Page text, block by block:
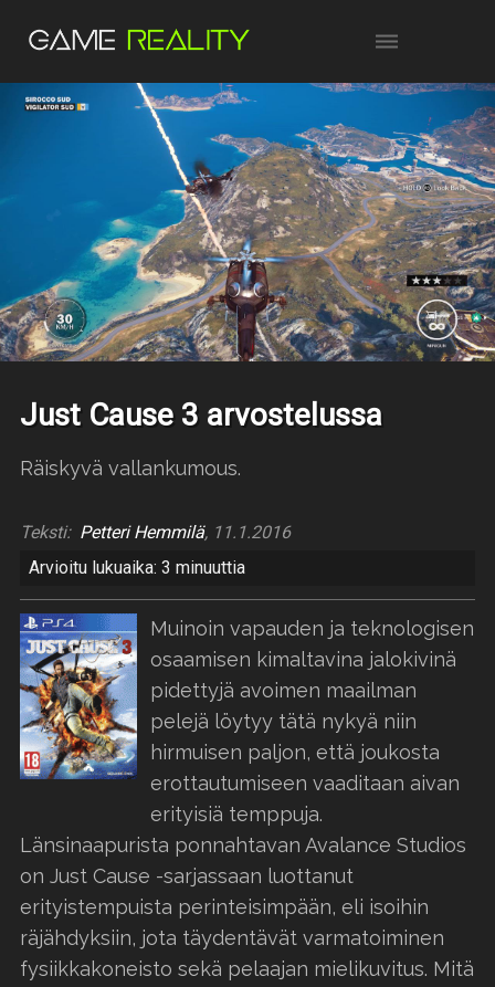
Just Cause 3 arvostelussa
Räiskyvä vallankumous.
Teksti: Petteri Hemmilä, 11.1.2016
Arvioitu lukuaika: 3 minuuttia
Muinoin vapauden ja teknologisen
osaamisen kimaltavina jalokivinä
pidettyjä avoimen maailman
pelejä löytyy tätä nykyä niin
hirmuisen paljon, että joukosta
erottautumiseen vaaditaan aivan
erityisiä temppuja.
Länsinaapurista ponnahtavan Avalance Studios
on Just Cause -sarjassaan luottanut
erityistempuista perinteisimpään, eli isoihin
räjähdyksiin, jota täydentävät varmatoiminen
fysiikkakoneisto sekä pelaajan mielikuvitus. Mitä